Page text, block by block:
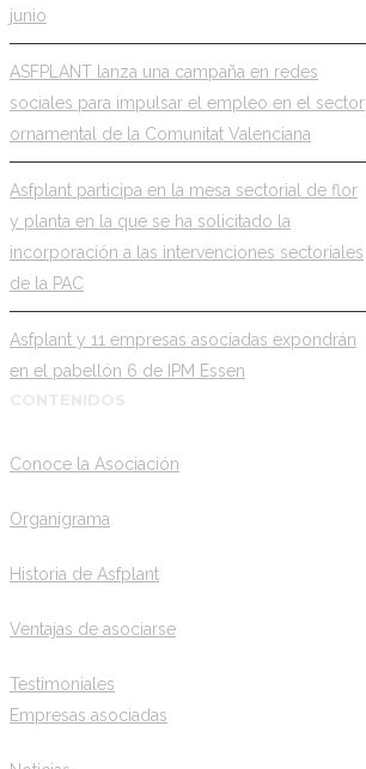
junio
ASFPLANT lanza una campaña en redes
sociales para impulsar el empleo en el sector
ornamental de la Comunitat Valenciana
Asfplant participa en la mesa sectorial de flor
y planta en la que se ha solicitado la
incorporación a las intervenciones sectoriales
de la PAC
Asfplant y 11 empresas asociadas expondrán
en el pabellón 6 de IPM Essen
Conoce la Asociación
Organigrama
Historia de Asfplant
Ventajas de asociarse
Testimoniales
Empresas asociadas